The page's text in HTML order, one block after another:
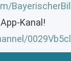
Kanal!